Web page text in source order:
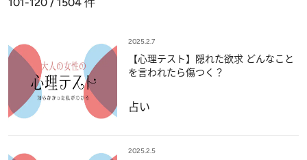
2025.2.7
【心理テスト】隠れた欲求 どんなこと
を言われたら傷つく？
占い
2025.2.5